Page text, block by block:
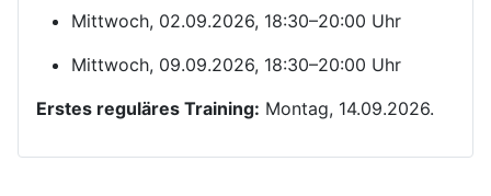
Mittwoch, 02.09.2026, 18:30–20:00 Uhr
Mittwoch, 09.09.2026, 18:30–20:00 Uhr
Erstes reguläres Training: Montag, 14.09.2026.